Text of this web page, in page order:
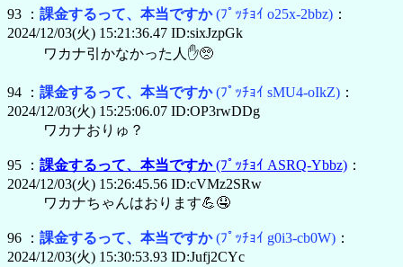
93 ： 課金するって、本当ですか(ﾌﾟｯﾁｮｲ o25x-2bbz) ：
2024/12/03(火) 15:21:36.47 ID:sixJzpGk
ワカナ引かなかった人✋🥺
94 ： 課金するって、本当ですか(ﾌﾟｯﾁｮｲ sMU4-oIkZ) ：
2024/12/03(火) 15:25:06.07 ID:OP3rwDDg
ワカナおりゅ？
95 ： 課金するって、本当ですか(ﾌﾟｯﾁｮｲ ASRQ-Ybbz) ：
2024/12/03(火) 15:26:45.56 ID:cVMz2SRw
ワカナちゃんはおります💪🤤
96 ： 課金するって、本当ですか(ﾌﾟｯﾁｮｲ g0i3-cb0W) ：
2024/12/03(火) 15:30:53.93 ID:Jufj2CYc